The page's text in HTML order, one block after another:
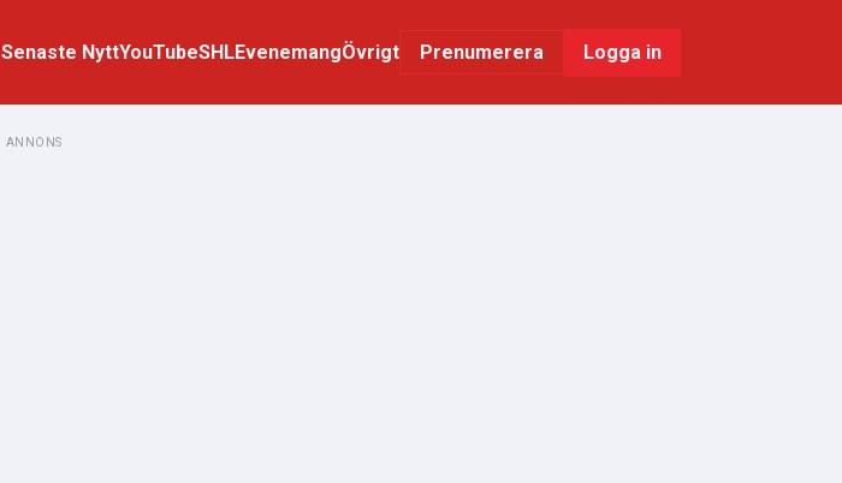
Senaste NyttYouTubeSHLEvenemangÖvrigt Prenumerera Logga in
ANNONS